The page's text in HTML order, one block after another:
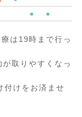
●
●
は19時まで行っ
取りやすくなっ
付けをお済ませ